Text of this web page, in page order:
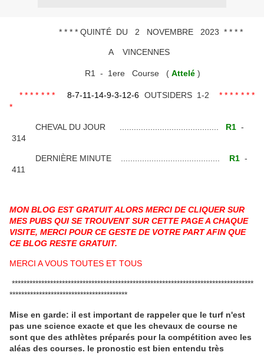
* * * * QUINTÉ DU 2 NOVEMBRE 2023 * * * *
A VINCENNES
R1 - 1ere Course ( Attelé )
* * * * * * *8-7-11-14-9-3-12-6 OUTSIDERS 1-2
* * * * * * *
*
CHEVAL DU JOUR .......................................... R1 -
314
DERNIÈRE MINUTE .......................................... R1 -
411
MON BLOG EST GRATUIT ALORS MERCI DE CLIQUER SUR
MES PUBS QUI SE TROUVENT SUR CETTE PAGE A CHAQUE
VISITE, MERCI POUR CE GESTE DE VOTRE PART AFIN QUE
CE BLOG RESTE GRATUIT.
MERCI A VOUS TOUTES ET TOUS
**********************************************************************************
****************************************
Mise en garde: il est important de rappeler que le turf n'est
pas une science exacte et que les chevaux de course ne
sont que des athlètes préparés pour la compétition avec les
aléas des courses. le pronostic est bien entendu très